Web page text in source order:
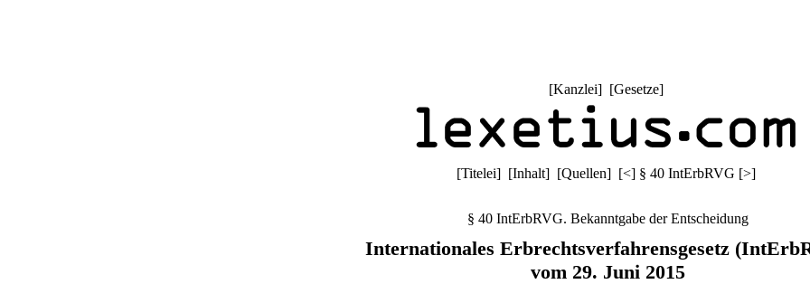
[Kanzlei] [Gesetze]
[Titelei] [Inhalt] [Quellen] [<] § 40 IntErbRVG [>]
§ 40 IntErbRVG. Bekanntgabe der Entscheidung
Internationales Erbrechtsverfahrensgesetz
vom 29. Juni 2015